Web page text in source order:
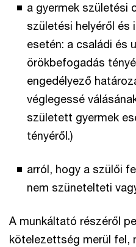
a gyermek születési
születési helyéről és
esetén: a családi és
örökbefogadás
engedélyező
véglegessé
született gyermek
tényéről.)
arról, hogy a szülői
nem szünetelteti
A munkáltató részéről
kötelezettség merül fel,